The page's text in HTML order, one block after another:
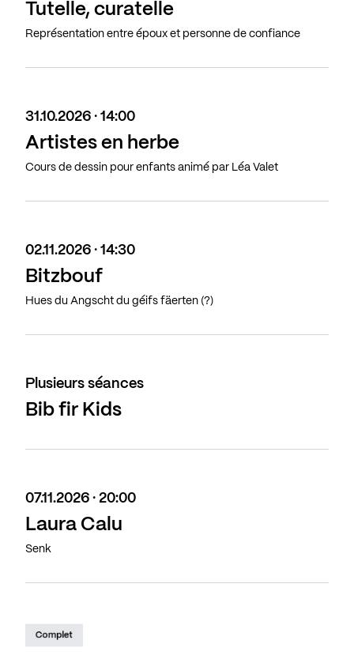
Tutelle, curatelle
Représentation entre époux et personne de confiance
31.10.2026 · 14:00
Artistes en herbe
Cours de dessin pour enfants animé par Léa Valet
02.11.2026 · 14:30
Bitzbouf
Hues du Angscht du géifs fäerten (?)
Plusieurs séances
Bib fir Kids
07.11.2026 · 20:00
Laura Calu
Senk
Complet